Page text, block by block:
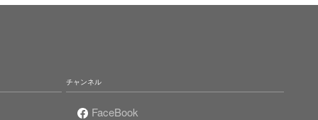
チャンネル
FaceBook